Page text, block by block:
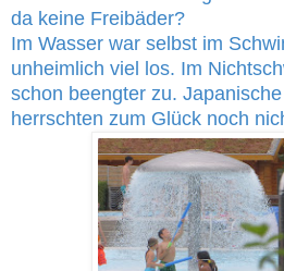
da keine Freibäder?
Im Wasser war selbst im
unheimlich viel los. Im
schon beengter zu.
herrschten zum Glück noch